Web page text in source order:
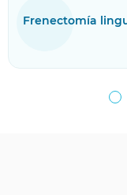
Frenectomía